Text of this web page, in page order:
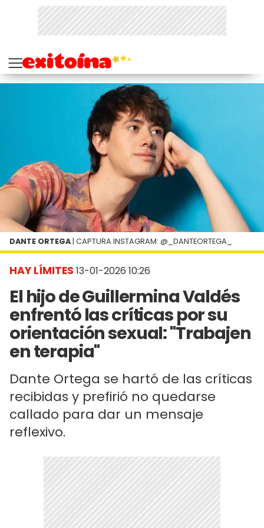
HAY LÍMITES 13-01-2026 10:26
El hijo de Guillermina Valdés
enfrentó las críticas por su
orientación sexual: "Trabajen
en terapia"
Dante Ortega se hartó de las críticas
recibidas y prefirió no quedarse
callado para dar un mensaje
reflexivo.
DANTE ORTEGA | CAPTURA INSTAGRAM: @_DANTEORTEGA_